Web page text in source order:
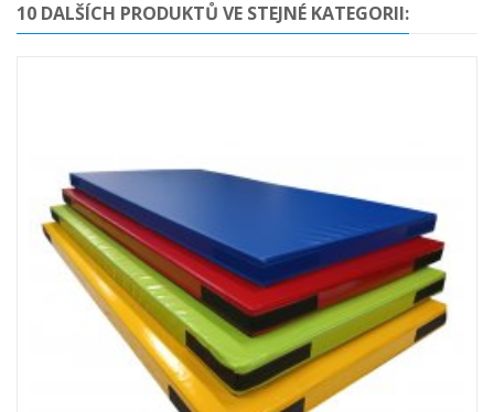
10 DALŠÍCH PRODUKTŮ VE STEJNÉ KATEGORII: